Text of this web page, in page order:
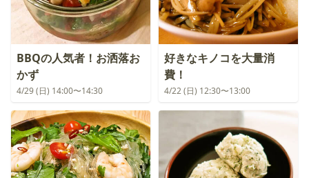
BBQの人気者！お洒落お
かず
4/29 (日) 14:00〜14:30
好きなキノコを大量消
費！
4/22 (日) 12:30〜13:00